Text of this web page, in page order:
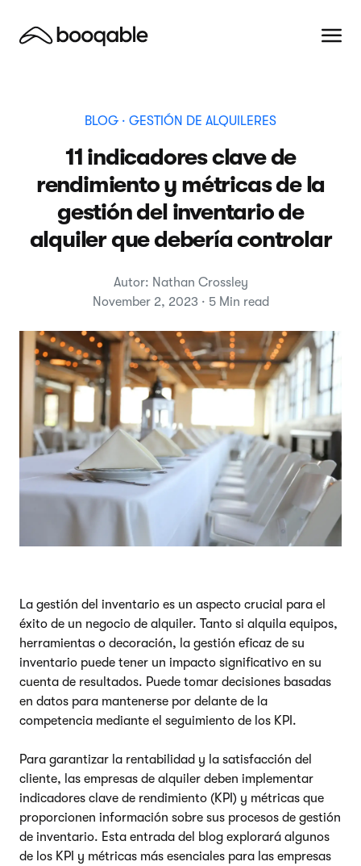
BLOG · GESTIÓN DE ALQUILERES
11 indicadores clave de
rendimiento y métricas de la
gestión del inventario de
alquiler que debería controlar
Autor: Nathan Crossley
November 2, 2023 · 5 Min read
La gestión del inventario es un aspecto crucial para el
éxito de un negocio de alquiler. Tanto si alquila equipos,
herramientas o decoración, la gestión eficaz de su
inventario puede tener un impacto significativo en su
cuenta de resultados. Puede tomar decisiones basadas
en datos para mantenerse por delante de la
competencia mediante el seguimiento de los KPI.
Para garantizar la rentabilidad y la satisfacción del
cliente, las empresas de alquiler deben implementar
indicadores clave de rendimiento (KPI) y métricas que
proporcionen información sobre sus procesos de gestión
de inventario. Esta entrada del blog explorará algunos
de los KPI y métricas más esenciales para las empresas